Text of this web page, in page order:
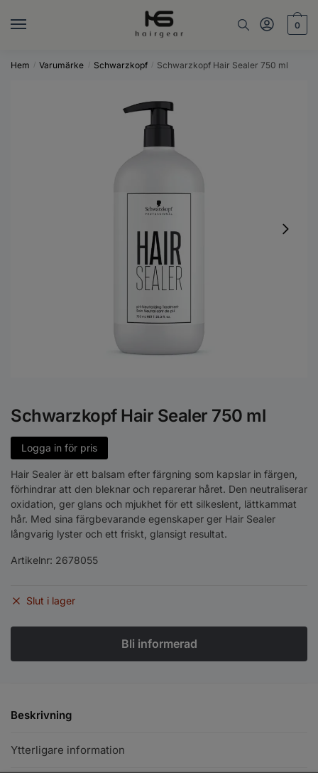
0
Hem / Varumärke / Schwarzkopf / Schwarzkopf Hair Sealer 750 ml
Schwarzkopf Hair Sealer 750 ml
Logga in för pris
Hair Sealer är ett balsam efter färgning som kapslar in färgen,
förhindrar att den bleknar och reparerar håret. Den neutraliserar
oxidation, ger glans och mjukhet för ett silkeslent, lättkammat
hår. Med sina färgbevarande egenskaper ger Hair Sealer
långvarig lyster och ett friskt, glansigt resultat.
Artikelnr: 2678055
Slut i lager
Beskrivning
Ytterligare information